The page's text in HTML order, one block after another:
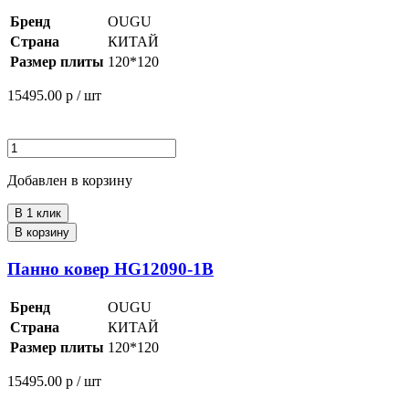
Бренд
OUGU
Страна
КИТАЙ
Размер плиты 120*120
15495.00 р / шт
Добавлен в корзину
В 1 клик
В корзину
Панно ковер HG12090-1B
Бренд
OUGU
Страна
КИТАЙ
Размер плиты 120*120
15495.00 р / шт